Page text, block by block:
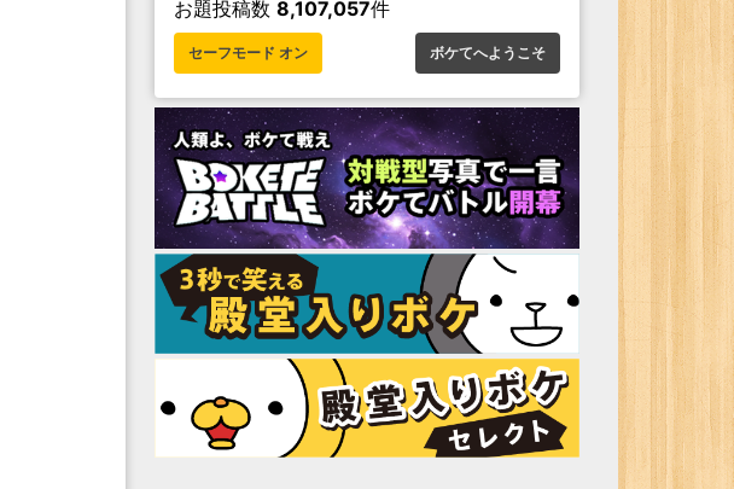
お題投稿数 8,107,057件
セーフモード オン ボケてへようこそ